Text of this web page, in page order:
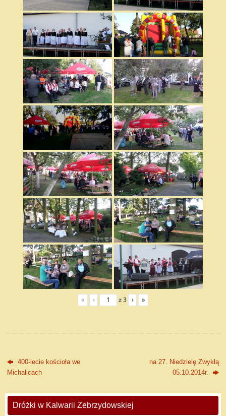
« ‹ z3 › »
400-lecie kościoła we
Michalicach
na 27. Niedzielę Zwykłą
05.10.2014r.
Dróżki w Kalwarii Zebrzydowskiej